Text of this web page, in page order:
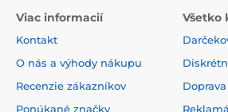
Viac informacií
Kontakt
O nás a výhody nákupu
Recenzie zákazníkov
Ponúkané značky
Všetko